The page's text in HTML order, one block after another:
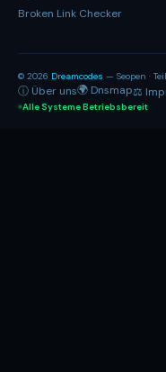
Broken Link Checker
© 2026 Dreamcodes — Seopen ·
ⓘ Über uns🌍 Dnsmap⚖
Alle Systeme Betriebsbereit